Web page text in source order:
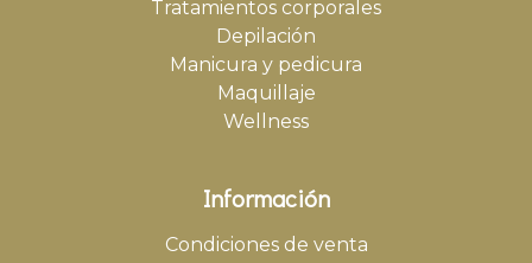
Tratamientos corporales
Depilación
Manicura y pedicura
Maquillaje
Wellness
Información
Condiciones de venta